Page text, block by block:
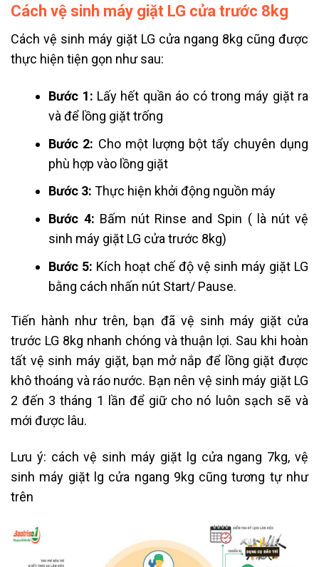
Cách vệ sinh máy giặt LG cửa trước 8kg
Cách vệ sinh máy giặt LG cửa ngang 8kg cũng được
thực hiện tiện gọn như sau:
Bước 1: Lấy hết quần áo có trong máy giặt ra
và để lồng giặt trống
Bước 2: Cho một lượng bột tẩy chuyên dụng
phù hợp vào lồng giặt
Bước 3: Thực hiện khởi động nguồn máy
Bước 4: Bấm nút Rinse and Spin ( là nút vệ
sinh máy giặt LG cửa trước 8kg)
Bước 5: Kích hoạt chế độ vệ sinh máy giặt LG
bằng cách nhấn nút Start/ Pause.
Tiến hành như trên, bạn đã vệ sinh máy giặt cửa
trước LG 8kg nhanh chóng và thuận lợi. Sau khi hoàn
tất vệ sinh máy giặt, bạn mở nắp để lồng giặt được
khô thoáng và ráo nước. Bạn nên vệ sinh máy giặt LG
2 đến 3 tháng 1 lần để giữ cho nó luôn sạch sẽ và
mới được lâu.
Lưu ý: cách vệ sinh máy giặt lg cửa ngang 7kg, vệ
sinh máy giặt lg cửa ngang 9kg cũng tương tự như
trên